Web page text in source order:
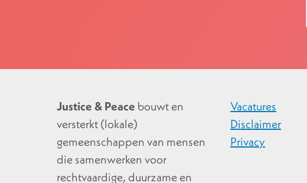
Justice & Peace bouwt en
versterkt (lokale)
gemeenschappen van mensen
die samenwerken voor
rechtvaardige, duurzame en
Vacatures
Disclaimer
Privacy